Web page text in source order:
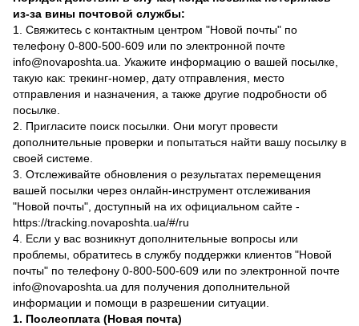
из-за вины почтовой службы:
1. Свяжитесь с контактным центром "Новой почты" по
телефону 0-800-500-609 или по электронной почте
info@novaposhta.ua. Укажите информацию о вашей посылке,
такую как: трекинг-номер, дату отправления, место
отправления и назначения, а также другие подробности об
посылке.
2. Пригласите поиск посылки. Они могут провести
дополнительные проверки и попытаться найти вашу посылку в
своей системе.
3. Отслеживайте обновления о результатах перемещения
вашей посылки через онлайн-инструмент отслеживания
"Новой почты", доступный на их официальном сайте -
https://tracking.novaposhta.ua/#/ru
4. Если у вас возникнут дополнительные вопросы или
проблемы, обратитесь в службу поддержки клиентов "Новой
почты" по телефону 0-800-500-609 или по электронной почте
info@novaposhta.ua для получения дополнительной
информации и помощи в разрешении ситуации.
1. Послеоплата (Новая почта)